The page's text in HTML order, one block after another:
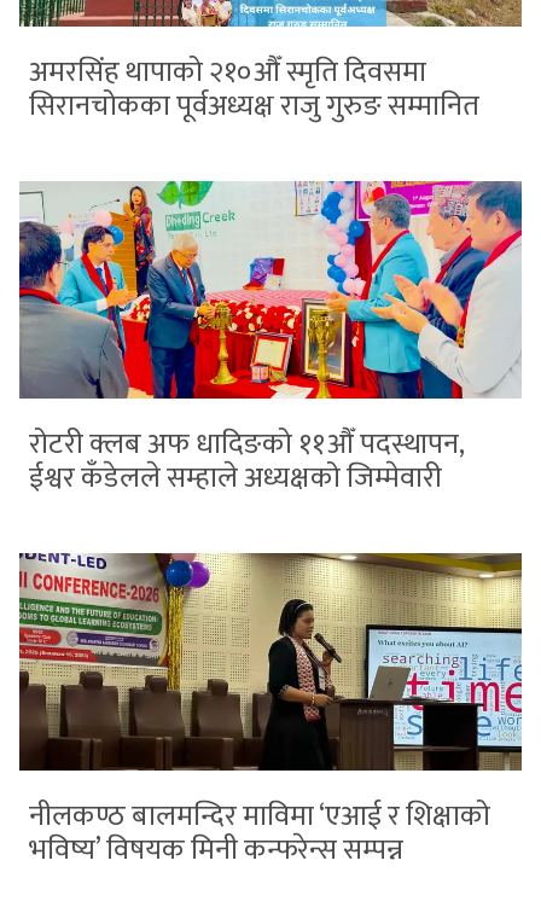
अमरसिंह थापाको २१०औँ स्मृति दिवसमा
सिरानचोकका पूर्वअध्यक्ष राजु गुरुङ सम्मानित
रोटरी क्लब अफ धादिङको ११औँ पदस्थापन,
ईश्वर कँडेलले सम्हाले अध्यक्षको जिम्मेवारी
नीलकण्ठ बालमन्दिर माविमा ‘एआई र शिक्षाको
भविष्य’ विषयक मिनी कन्फरेन्स सम्पन्न